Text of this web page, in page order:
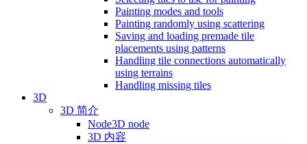
Painting modes and tools
Painting randomly using scattering
Saving and loading premade tile
placements using patterns
Handling tile connections automatically
using terrains
Handling missing tiles
3D
3D 简介
Node3D node
3D 内容